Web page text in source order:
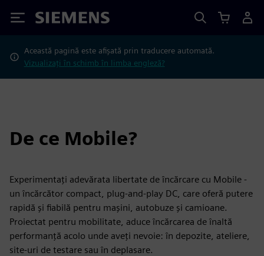
Siemens
Această pagină este afișată prin traducere automată.
Vizualizați în schimb în limba engleză?
De ce Mobile?
Experimentați adevărata libertate de încărcare cu Mobile -
un încărcător compact, plug-and-play DC, care oferă putere
rapidă și fiabilă pentru mașini, autobuze și camioane.
Proiectat pentru mobilitate, aduce încărcarea de înaltă
performanță acolo unde aveți nevoie: în depozite, ateliere,
site-uri de testare sau în deplasare.